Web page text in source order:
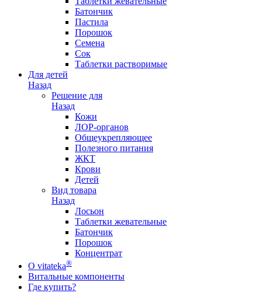
Батончик
Пастила
Порошок
Семена
Сок
Таблетки растворимые
Для детей
Назад
Решение для
Назад
Кожи
ЛОР-органов
Общеукрепляющее
Полезного питания
ЖКТ
Крови
Детей
Вид товара
Назад
Лосьон
Таблетки жевательные
Батончик
Порошок
Концентрат
О vitateka®
Витальные компоненты
Где купить?